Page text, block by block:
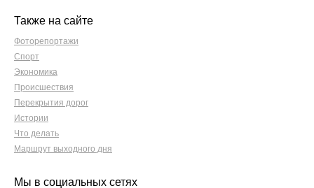
Также на сайте
Фоторепортажи
Спорт
Экономика
Происшествия
Перекрытия дорог
Истории
Что делать
Маршрут выходного дня
Мы в социальных сетях